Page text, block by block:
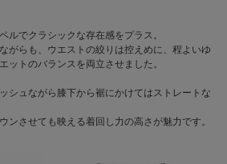
ルでクラシックな存在感をプラス。
がらも、ウエストの絞りは控えめに、程よいゆ
ットのバランスを両立させました。
シュながら膝下から裾にかけてはストレートな
ンさせても映える着回し力の高さが魅力です。